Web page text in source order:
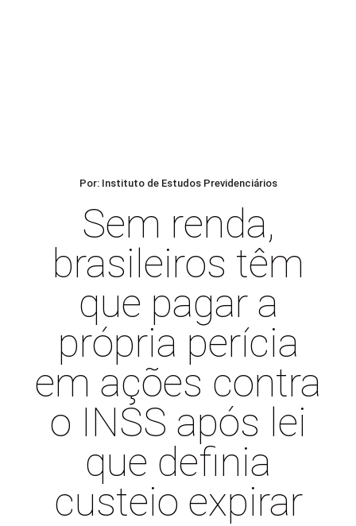
Por: Instituto de Estudos Previdenciários
Sem renda,
brasileiros têm
que pagar a
própria perícia
em ações contra
o INSS após lei
que definia
custeio expirar